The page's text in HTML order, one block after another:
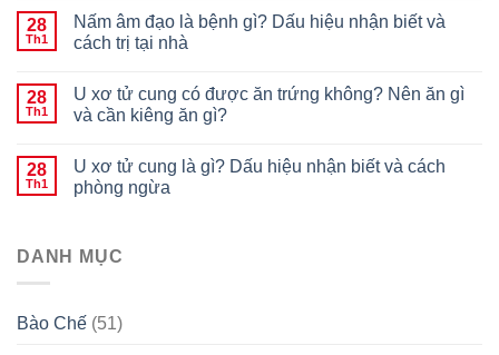
28
Th1
Nấm âm đạo là bệnh gì? Dấu hiệu nhận biết và
cách trị tại nhà
28
Th1
U xơ tử cung có được ăn trứng không? Nên ăn gì
và cần kiêng ăn gì?
28
Th1
U xơ tử cung là gì? Dấu hiệu nhận biết và cách
phòng ngừa
DANH MỤC
Bào Chế (51)